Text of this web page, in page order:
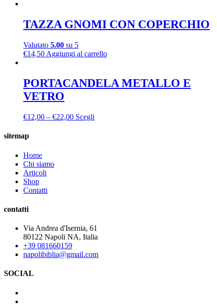
TAZZA GNOMI CON COPERCHIO
Valutato 5.00 su 5
€14,50 Aggiungi al carrello
PORTACANDELA METALLO E
VETRO
€12,00 – €22,00 Scegli
sitemap
Home
Chi siamo
Articoli
Shop
Contatti
contatti
Via Andrea d'Isernia, 61
80122 Napoli NA, Italia
+39 081660159
napolibiblia@gmail.com
SOCIAL